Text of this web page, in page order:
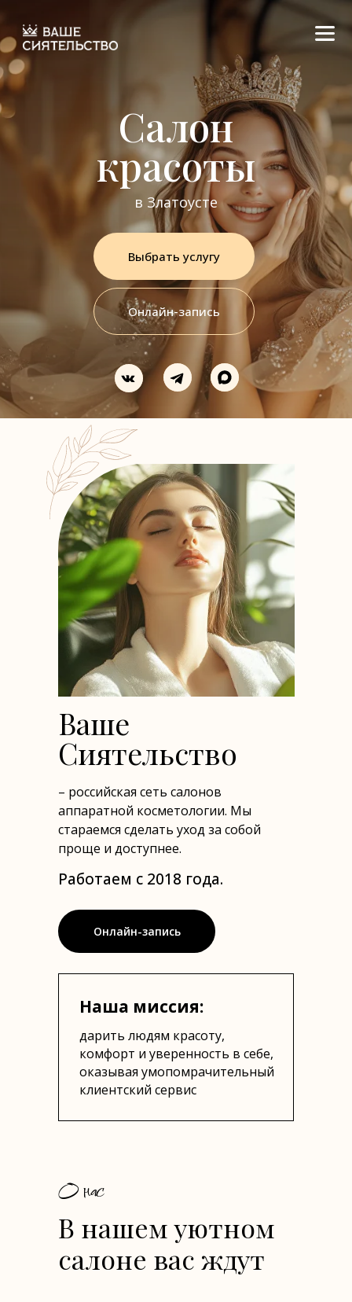
Салон
красоты
в Златоусте
Онлайн-запись
Выбрать услугу
Ваше
Сиятельство
Работаем с 2018 года.
– российская сеть салонов
аппаратной косметологии. Мы
стараемся сделать уход за собой
проще и доступнее.
Наша миссия:
дарить людям красоту,
комфорт и уверенность в себе,
оказывая умопомрачительный
клиентский сервис
Онлайн-запись
В нашем уютном
салоне вас ждут
О нас